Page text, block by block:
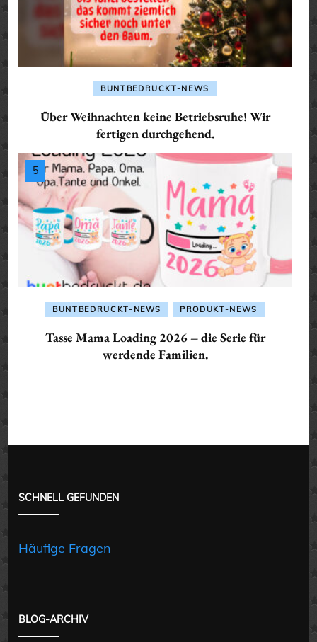
BUNTBEDRUCKT-NEWS
Über Weihnachten keine Betriebsruhe! Wir
fertigen durchgehend.
BUNTBEDRUCKT-NEWS PRODUKT-NEWS
Tasse Mama Loading 2026 – die Serie für
werdende Familien.
SCHNELL GEFUNDEN
Häufige Fragen
BLOG-ARCHIV